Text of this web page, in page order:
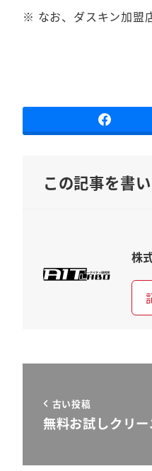
※ なお、ダスキン加盟
この記事を書
株
古い投稿
無料お試しクリ